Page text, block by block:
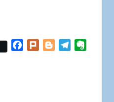
Facebook
Plurk BloggerTelegram